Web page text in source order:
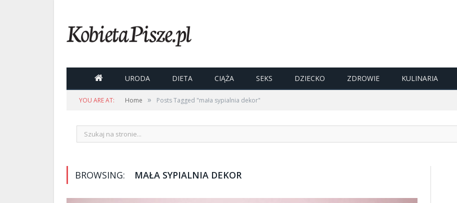
 URODA DIETA CIĄŻA SEKS DZIECKO ZDROWIE KULINARIA
YOU ARE AT: Home » Posts Tagged "mała sypialnia dekor"
BROWSING: MAŁA SYPIALNIA DEKOR